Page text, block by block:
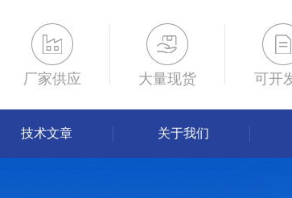
厂家供应 大量现货 可开
技术文章 关于我们